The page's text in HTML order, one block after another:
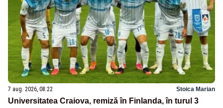
7 aug. 2026, 08:22 Stoica Marian
Universitatea Craiova, remiză în Finlanda, în turul 3